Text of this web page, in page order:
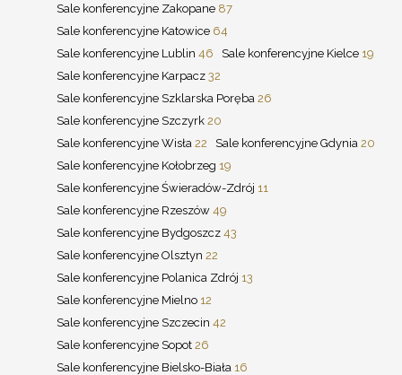
Sale konferencyjne Zakopane 87
Sale konferencyjne Katowice 64
Sale konferencyjne Lublin 46 Sale konferencyjne Kielce 19
Sale konferencyjne Karpacz 32
Sale konferencyjne Szklarska Poręba 26
Sale konferencyjne Szczyrk 20
Sale konferencyjne Wisła 22 Sale konferencyjne Gdynia 20
Sale konferencyjne Kołobrzeg 19
Sale konferencyjne Świeradów-Zdrój 11
Sale konferencyjne Rzeszów 49
Sale konferencyjne Bydgoszcz 43
Sale konferencyjne Olsztyn 22
Sale konferencyjne Polanica Zdrój 13
Sale konferencyjne Mielno 12
Sale konferencyjne Szczecin 42
Sale konferencyjne Sopot 26
Sale konferencyjne Bielsko-Biała 16